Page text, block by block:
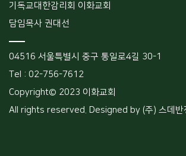
기독교대한감리회 이화교회
담임목사 권대선
04516 서울특별시 중구 통일로4길 30-1
Tel : 02-756-7612
Copyright© 2023 이화교회
All rights reserved. Designed by (주) 스데반